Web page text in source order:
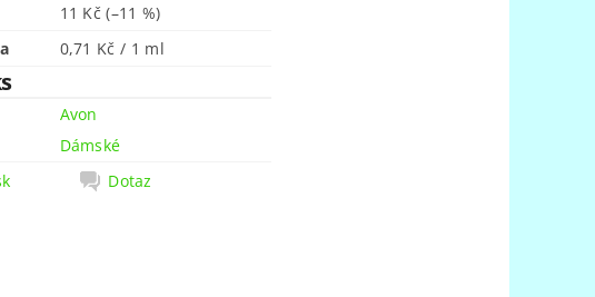
11 Kč(–11 %)
0,71 Kč / 1 ml
Avon
Dámské
Dotaz